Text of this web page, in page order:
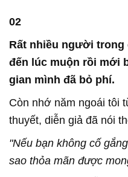
02
Rất nhiều người trong
đến lúc muộn rồi mới
gian mình đã bỏ phí.
Còn nhớ năm ngoái tôi
thuyết, diễn giả đã nói
"Nếu bạn không cố
sao thỏa mãn được